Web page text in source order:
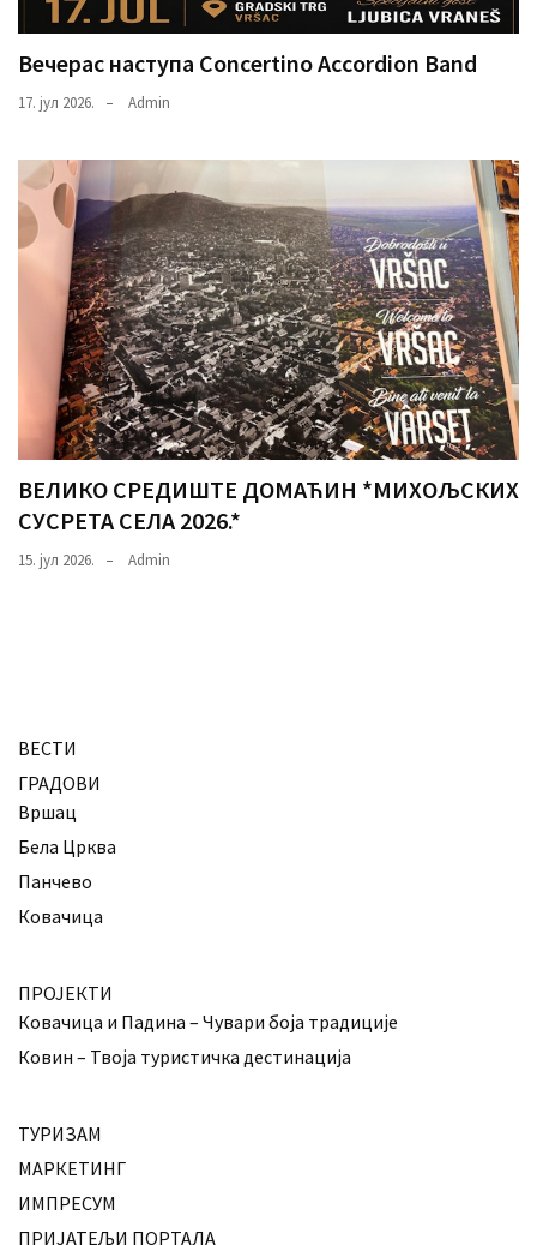
Вечерас наступа Concertino Accordion Band
17. јул 2026. Admin
ВЕЛИКО СРЕДИШТЕ ДОМАЋИН *МИХОЉСКИХ
СУСРЕТА СЕЛА 2026.*
15. јул 2026. Admin
ВЕСТИ
ГРАДОВИ
Вршац
Бела Црква
Панчево
Ковачица
ПРОЈЕКТИ
Ковачица и Падина – Чувари боја традиције
Ковин – Твоја туристичка дестинација
ТУРИЗАМ
МАРКЕТИНГ
ИМПРЕСУМ
ПРИЈАТЕЉИ ПОРТАЛА